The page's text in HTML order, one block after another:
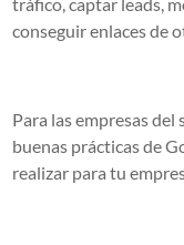
conseguir enlaces de
Para las empresas del
buenas prácticas de
realizar para tu